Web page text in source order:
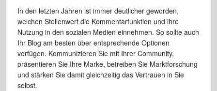
In den letzten Jahren ist immer deutlicher geworden,
welchen Stellenwert die Kommentarfunktion und ihre
Nutzung in den sozialen Medien einnehmen. So sollte auch
Ihr Blog am besten über entsprechende Optionen
verfügen. Kommunizieren Sie mit Ihrer Community,
präsentieren Sie Ihre Marke, betreiben Sie Marktforschung
und stärken Sie damit gleichzeitig das Vertrauen in Sie
selbst.